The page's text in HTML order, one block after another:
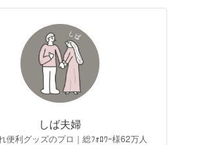
しば夫婦
便利グッズのプロ｜総ﾌｫﾛﾜｰ様62万人